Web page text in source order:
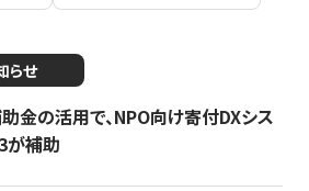
らせ
金の活用で、NPO向け寄付DXシス
が補助